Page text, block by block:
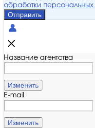
обработки персональных
Отправить
Название агентства
Изменить
E-mail
Изменить